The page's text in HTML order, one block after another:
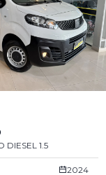
DIESEL 1.5
2024